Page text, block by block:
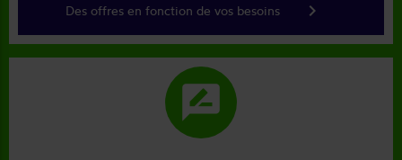
Des offres en fonction de vos besoins keyboard_arrow_right
rate_review